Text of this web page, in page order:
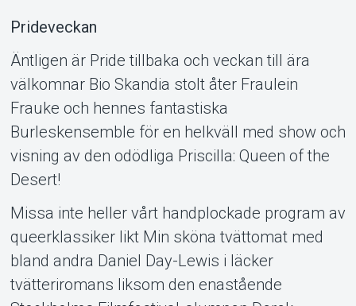
Om Tickster
Prideveckan
Äntligen är Pride tillbaka och veckan till ära
välkomnar Bio Skandia stolt åter Fraulein
Frauke och hennes fantastiska
Burleskensemble för en helkväll med show och
visning av den odödliga Priscilla: Queen of the
Desert!
Missa inte heller vårt handplockade program av
queerklassiker likt Min sköna tvättomat med
bland andra Daniel Day-Lewis i läcker
tvätteriromans liksom den enastående